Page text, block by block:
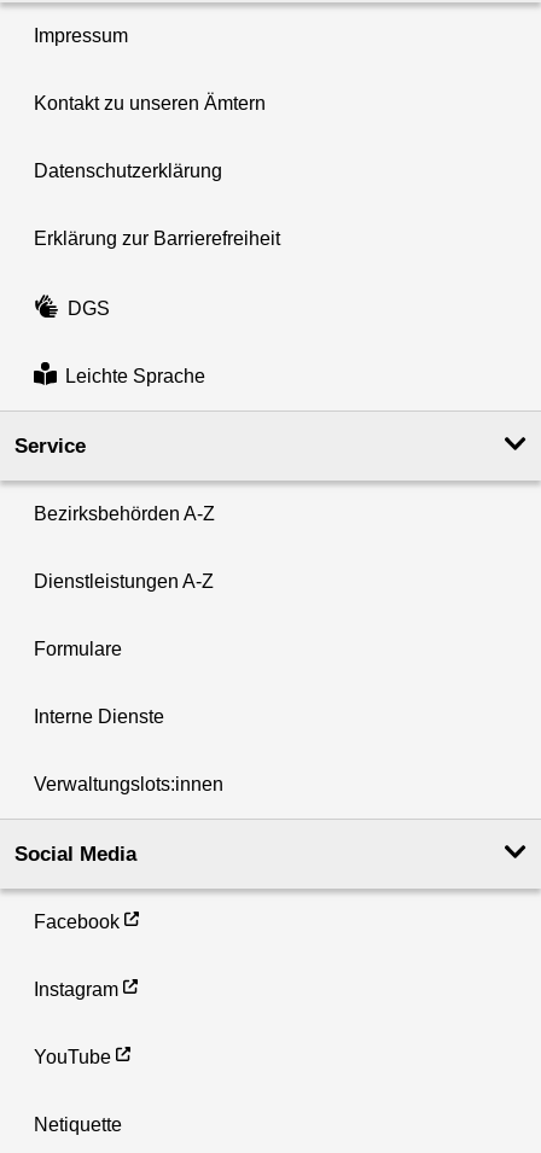
Impressum
Kontakt zu unseren Ämtern
Datenschutzerklärung
Erklärung zur Barrierefreiheit
DGS
Leichte Sprache
Service
Bezirksbehörden A-Z
Dienstleistungen A-Z
Formulare
Interne Dienste
Verwaltungslots:innen
Social Media
Facebook
Instagram
YouTube
Netiquette